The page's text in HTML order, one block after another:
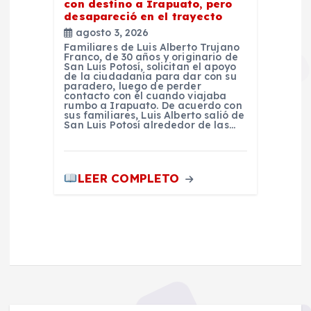
con destino a Irapuato, pero
desapareció en el trayecto
agosto 3, 2026
Familiares de Luis Alberto Trujano
Franco, de 30 años y originario de
San Luis Potosí, solicitan el apoyo
de la ciudadanía para dar con su
paradero, luego de perder
contacto con él cuando viajaba
rumbo a Irapuato. De acuerdo con
sus familiares, Luis Alberto salió de
San Luis Potosí alrededor de las…
LEER COMPLETO